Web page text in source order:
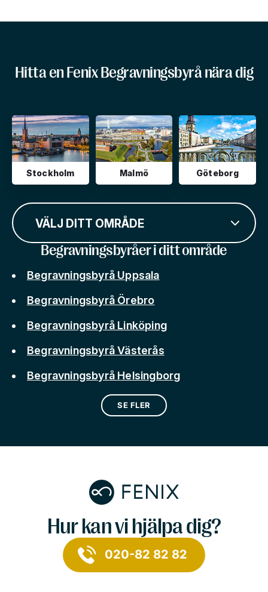
Hitta en Fenix Begravningsbyrå nära dig
Stockholm Malmö Göteborg
VÄLJ DITT OMRÅDE
Begravningsbyråer i ditt område
Begravningsbyrå Uppsala
Begravningsbyrå Örebro
Begravningsbyrå Linköping
Begravningsbyrå Västerås
Begravningsbyrå Helsingborg
SE FLER
Hur kan vi hjälpa dig?
020-82 82 82